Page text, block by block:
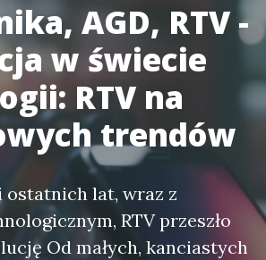
AGD, RTV -
w świecie
RTV na
trendów
ostatnich lat, wraz z
RTV przeszło
Od małych, kanciastych